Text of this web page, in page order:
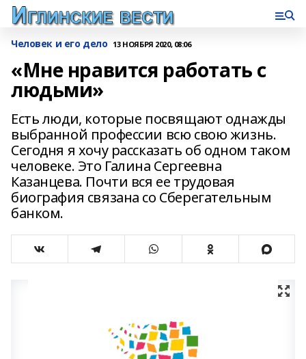
Человек и его дело 13 НОЯБРЯ 2020, 08:06
«Мне нравится работать с
людьми»
Есть люди, которые посвящают однажды
выбранной профессии всю свою жизнь.
Сегодня я хочу рассказать об одном таком
человеке. Это Галина Сергеевна
Казанцева. Почти вся ее трудовая
биография связана со Сберегательным
банком.